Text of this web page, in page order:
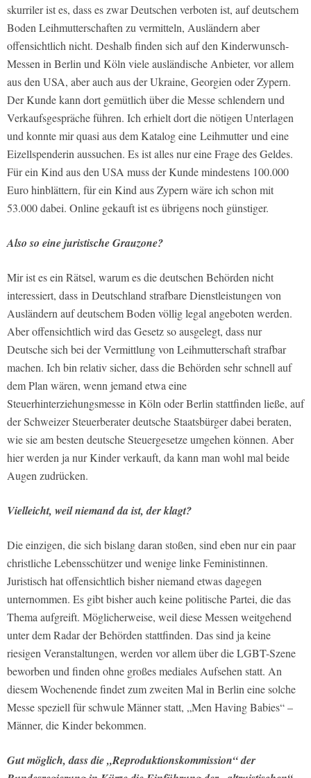
skurriler ist es, dass es zwar Deutschen verboten ist, auf deutschem
Boden Leihmutterschaften zu vermitteln, Ausländern aber
offensichtlich nicht. Deshalb finden sich auf den Kinderwunsch-
Messen in Berlin und Köln viele ausländische Anbieter, vor allem
aus den USA, aber auch aus der Ukraine, Georgien oder Zypern.
Der Kunde kann dort gemütlich über die Messe schlendern und
Verkaufsgespräche führen. Ich erhielt dort die nötigen Unterlagen
und konnte mir quasi aus dem Katalog eine Leihmutter und eine
Eizellspenderin aussuchen. Es ist alles nur eine Frage des Geldes.
Für ein Kind aus den USA muss der Kunde mindestens 100.000
Euro hinblättern, für ein Kind aus Zypern wäre ich schon mit
53.000 dabei. Online gekauft ist es übrigens noch günstiger.
Also so eine juristische Grauzone?
Mir ist es ein Rätsel, warum es die deutschen Behörden nicht
interessiert, dass in Deutschland strafbare Dienstleistungen von
Ausländern auf deutschem Boden völlig legal angeboten werden.
Aber offensichtlich wird das Gesetz so ausgelegt, dass nur
Deutsche sich bei der Vermittlung von Leihmutterschaft strafbar
machen. Ich bin relativ sicher, dass die Behörden sehr schnell auf
dem Plan wären, wenn jemand etwa eine
Steuerhinterziehungsmesse in Köln oder Berlin stattfinden ließe, auf
der Schweizer Steuerberater deutsche Staatsbürger dabei beraten,
wie sie am besten deutsche Steuergesetze umgehen können. Aber
hier werden ja nur Kinder verkauft, da kann man wohl mal beide
Augen zudrücken.
Vielleicht, weil niemand da ist, der klagt?
Die einzigen, die sich bislang daran stoßen, sind eben nur ein paar
christliche Lebensschützer und wenige linke Feministinnen.
Juristisch hat offensichtlich bisher niemand etwas dagegen
unternommen. Es gibt bisher auch keine politische Partei, die das
Thema aufgreift. Möglicherweise, weil diese Messen weitgehend
unter dem Radar der Behörden stattfinden. Das sind ja keine
riesigen Veranstaltungen, werden vor allem über die LGBT-Szene
beworben und finden ohne großes mediales Aufsehen statt. An
diesem Wochenende findet zum zweiten Mal in Berlin eine solche
Messe speziell für schwule Männer statt, „Men Having Babies“ –
Männer, die Kinder bekommen.
Gut möglich, dass die „Reproduktionskommission“ der